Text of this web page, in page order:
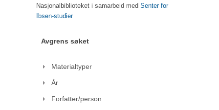
Nasjonalbiblioteket i samarbeid med Senter for
Ibsen-studier
Avgrens søket
Materialtyper
År
Forfatter/person